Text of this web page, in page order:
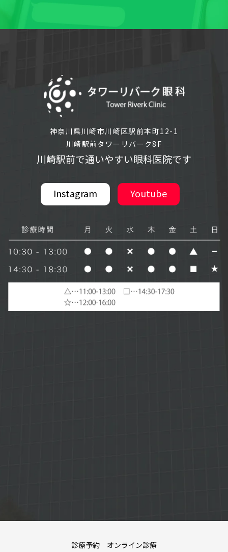
神奈川県川崎市川崎区駅前本町12-1
川崎駅前タワーリバーク8F
川崎駅前で通いやすい眼科医院です
Instagram Youtube
診療予約 オンライン診療